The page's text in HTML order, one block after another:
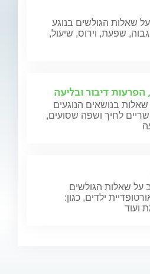
שאלות הגולשים בנוגע
שפעת, וירוס, שיעול,
דיבור ובליעה
בנושאים הנוגעים
לחיך ושפה שסועים,
על שאלות הגולשים
ילדים, כגון:
ועוד